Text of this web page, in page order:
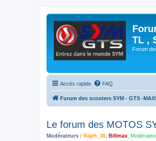
TL ,
Forum
Accès rapide FAQ
Forum des scooters SYM - GTS -
Le forum des MOTOS
Modérateurs : Raph_38 Billmax